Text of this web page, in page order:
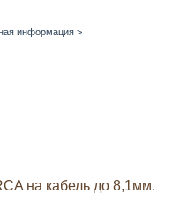
информация >
на кабель до 8,1мм.